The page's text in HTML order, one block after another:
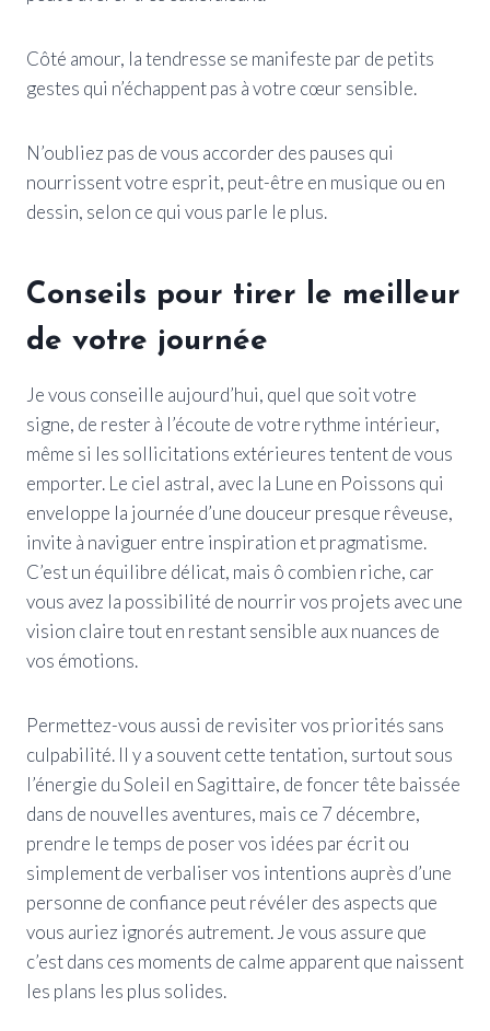
Côté amour, la tendresse se manifeste par de petits
gestes qui n’échappent pas à votre cœur sensible.
N’oubliez pas de vous accorder des pauses qui
nourrissent votre esprit, peut-être en musique ou en
dessin, selon ce qui vous parle le plus.
Conseils pour tirer le meilleur
de votre journée
Je vous conseille aujourd’hui, quel que soit votre
signe, de rester à l’écoute de votre rythme intérieur,
même si les sollicitations extérieures tentent de vous
emporter. Le ciel astral, avec la Lune en Poissons qui
enveloppe la journée d’une douceur presque rêveuse,
invite à naviguer entre inspiration et pragmatisme.
C’est un équilibre délicat, mais ô combien riche, car
vous avez la possibilité de nourrir vos projets avec une
vision claire tout en restant sensible aux nuances de
vos émotions.
Permettez-vous aussi de revisiter vos priorités sans
culpabilité. Il y a souvent cette tentation, surtout sous
l’énergie du Soleil en Sagittaire, de foncer tête baissée
dans de nouvelles aventures, mais ce 7 décembre,
prendre le temps de poser vos idées par écrit ou
simplement de verbaliser vos intentions auprès d’une
personne de confiance peut révéler des aspects que
vous auriez ignorés autrement. Je vous assure que
c’est dans ces moments de calme apparent que naissent
les plans les plus solides.